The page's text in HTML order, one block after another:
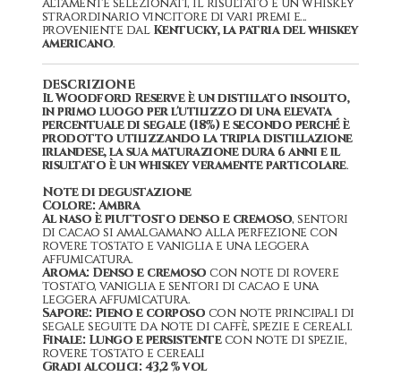
straordinario vincitore di vari premi e...
proveniente dal Kentucky, la patria del whiskey
americano.
DESCRIZIONE
Il Woodford Reserve è un distillato insolito,
in primo luogo per l'utilizzo di una elevata
percentuale di segale (18%) e secondo perché è
prodotto utilizzando la tripla distillazione
irlandese, la sua maturazione dura 6 anni e il
risultato è un whiskey veramente particolare.
Note di degustazione
Colore: Ambra
Al naso è piuttosto denso e cremoso, sentori
di cacao si amalgamano alla perfezione con
rovere tostato e vaniglia e una leggera
affumicatura.
Aroma: Denso e cremoso con note di rovere
tostato, vaniglia e sentori di cacao e una
leggera affumicatura.
Sapore: Pieno e corposo con note principali di
segale seguite da note di caffè, spezie e cereali.
Finale: Lungo e persistentecon note di spezie,
rovere tostato e cereali
Gradi alcolici: 43,2 % vol